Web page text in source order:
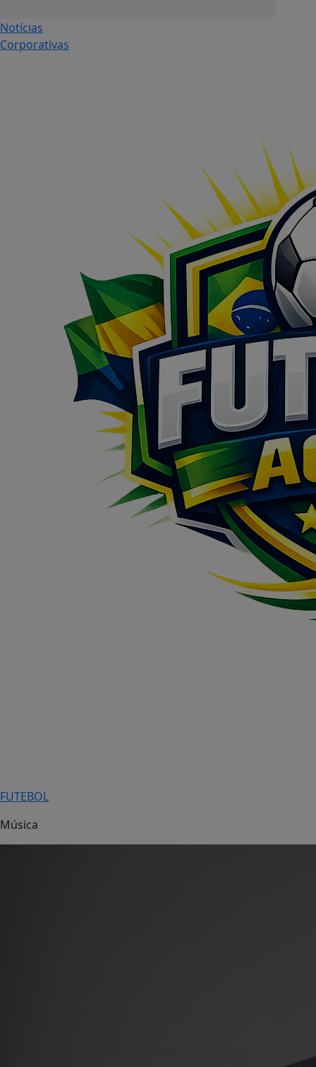
Notícias
Corporativas
FUTEBOL
Música